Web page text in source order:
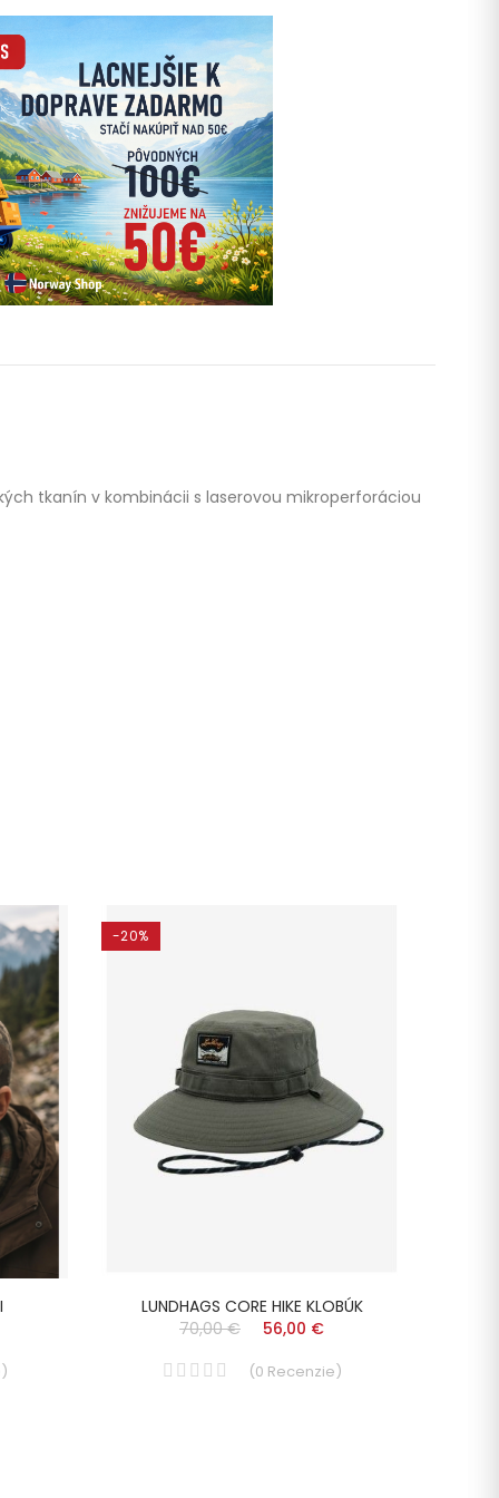
tkanín v kombinácii s laserovou mikroperforáciou
)
-20%
LUNDHAGS CORE HIKE KLOBÚK
70,00 €
56,00 €
(0 Recenzie)